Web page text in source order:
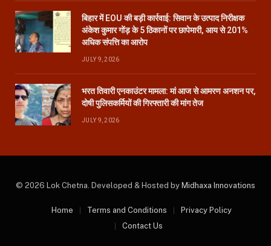
बिहार में EOU की बड़ी कार्रवाई: सिवान के उत्पाद निरीक्षक
अंकेश कुमार गोंड़ के 5 ठिकानों पर छापेमारी, आय से 201%
अधिक संपत्ति का आरोप
JULY 9, 2026
भरत तिवारी एनकाउंटर मामला: मां आज से आमरण अनशन पर,
दोषी पुलिसकर्मियों की गिरफ्तारी की मांग तेज
JULY 9, 2026
© 2026 Lok Chetna. Developed & Hosted by Midhaxa Innovations
Home Terms and Conditions
Privacy Policy
Contact Us